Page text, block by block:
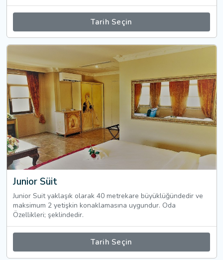
Tarih Seçin
Junior Süit
Junior Suit yaklaşık olarak 40 metrekare büyüklüğündedir ve
maksimum 2 yetişkin konaklamasına uygundur. Oda
Özellikleri; şeklindedir.
Tarih Seçin